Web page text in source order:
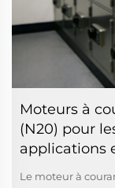
Moteurs à
(N20) pour
applications
Le moteur à